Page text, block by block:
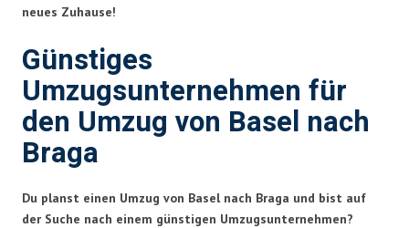
neues Zuhause!
Günstiges
Umzugsunternehmen für
den Umzug von Basel nach
Braga
Du planst einen Umzug von Basel nach Braga und bist auf
der Suche nach einem günstigen Umzugsunternehmen?